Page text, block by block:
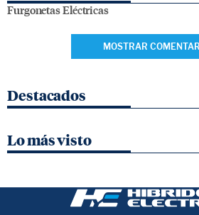
Furgonetas Eléctricas
MOSTRAR
Destacados
Lo más visto